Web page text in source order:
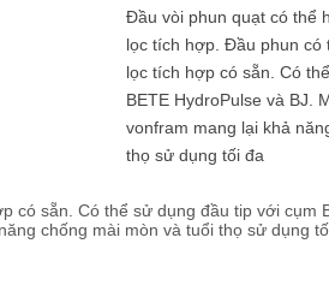
Đầu vòi phun quạt có thể
lọc tích hợp. Đầu phun có
lọc tích hợp có sẵn. Có
BETE HydroPulse và BJ.
vonfram mang lại khả
thọ sử dụng tối đa
sẵn. Có thể sử dụng đầu tip với cụm
chống mài mòn và tuổi thọ sử dụng